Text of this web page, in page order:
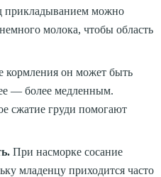
прикладыванием можно
молока, чтобы область
кормления он может быть
— более медленным.
сжатие груди помогают
При насморке сосание
младенцу приходится часто